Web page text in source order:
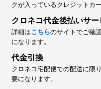
クが入っているクレジットカ
クロネコ代金後払いサー
詳細はこちらのサイトでご確
になります。
代金引換
クロネコ宅配便での配送に限
要になります。